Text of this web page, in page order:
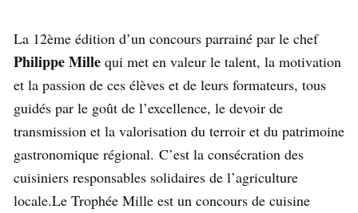
La 12ème édition d’un concours parrainé par le chef
Philippe Mille qui met en valeur le talent, la motivation
et la passion de ces élèves et de leurs formateurs, tous
guidés par le goût de l’excellence, le devoir de
transmission et la valorisation du terroir et du patrimoine
gastronomique régional. C’est la consécration des
cuisiniers responsables solidaires de l’agriculture
locale.Le Trophée Mille est un concours de cuisine